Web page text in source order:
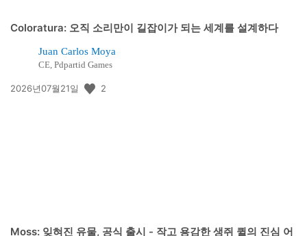
Coloratura: 오직 소리만이 길잡이가 되는 세계를 설계하다
Juan Carlos Moya
CE, Pdpartid Games
공
2026년07월21일 2
Moss: 잊혀진 유물, 공식 출시 - 작고 용감한 생쥐 퀼의 진심 어